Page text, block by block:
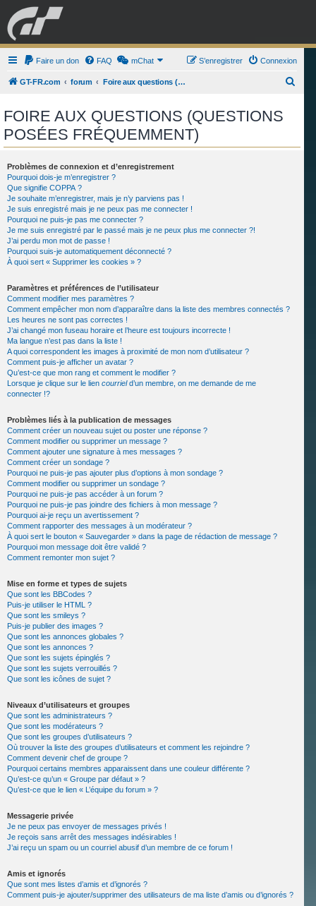
GRAN TURISMO FORUM
ESPORT BOUTIQUE
Faire un don FAQ mChat Connexion
S’enregistrer
GT-FR.com forum Foire aux questions (Questions posées fréquemment)
e
FOIRE AUX QUESTIONS (QUESTIONS
POSÉES FRÉQUEMMENT)
Problèmes de connexion et d’enregistrement
Pourquoi dois-je m’enregistrer ?
Que signifie COPPA ?
Je souhaite m’enregistrer, mais je n’y parviens pas !
Je suis enregistré mais je ne peux pas me connecter !
Pourquoi ne puis-je pas me connecter ?
Je me suis enregistré par le passé mais je ne peux plus me connecter ?!
J’ai perdu mon mot de passe !
Pourquoi suis-je automatiquement déconnecté ?
À quoi sert « Supprimer les cookies » ?
Paramètres et préférences de l’utilisateur
Comment modifier mes paramètres ?
Comment empêcher mon nom d’apparaître dans la liste des membres connectés ?
Les heures ne sont pas correctes !
J’ai changé mon fuseau horaire et l’heure est toujours incorrecte !
Ma langue n’est pas dans la liste !
A quoi correspondent les images à proximité de mon nom d’utilisateur ?
Comment puis-je afficher un avatar ?
Qu’est-ce que mon rang et comment le modifier ?
Lorsque je clique sur le lien courrield’un membre, on me demande de me
connecter !?
Problèmes liés à la publication de messages
Comment créer un nouveau sujet ou poster une réponse ?
Comment modifier ou supprimer un message ?
Comment ajouter une signature à mes messages ?
Comment créer un sondage ?
Pourquoi ne puis-je pas ajouter plus d’options à mon sondage ?
Comment modifier ou supprimer un sondage ?
Pourquoi ne puis-je pas accéder à un forum ?
Pourquoi ne puis-je pas joindre des fichiers à mon message ?
Pourquoi ai-je reçu un avertissement ?
Comment rapporter des messages à un modérateur ?
À quoi sert le bouton « Sauvegarder » dans la page de rédaction de message ?
Pourquoi mon message doit être validé ?
Comment remonter mon sujet ?
Mise en forme et types de sujets
Que sont les BBCodes ?
Puis-je utiliser le HTML ?
Que sont les smileys ?
Puis-je publier des images ?
Que sont les annonces globales ?
Que sont les annonces ?
Que sont les sujets épinglés ?
Que sont les sujets verrouillés ?
Que sont les icônes de sujet ?
Niveaux d’utilisateurs et groupes
Que sont les administrateurs ?
Que sont les modérateurs ?
Que sont les groupes d’utilisateurs ?
Où trouver la liste des groupes d’utilisateurs et comment les rejoindre ?
Comment devenir chef de groupe ?
Pourquoi certains membres apparaissent dans une couleur différente ?
Qu’est-ce qu’un « Groupe par défaut » ?
Qu’est-ce que le lien « L’équipe du forum » ?
Messagerie privée
Je ne peux pas envoyer de messages privés !
Je reçois sans arrêt des messages indésirables !
J’ai reçu un spam ou un courriel abusif d’un membre de ce forum !
Amis et ignorés
Que sont mes listes d’amis et d’ignorés ?
Comment puis-je ajouter/supprimer des utilisateurs de ma liste d’amis ou d’ignorés ?